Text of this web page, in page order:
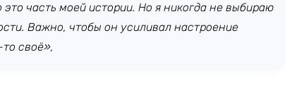
часть моей истории. Но я никогда не выбираю
Важно, чтобы он усиливал настроение
своё»,